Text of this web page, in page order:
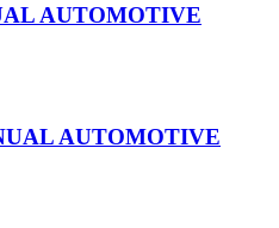
AUTOMOTIVE
AUTOMOTIVE